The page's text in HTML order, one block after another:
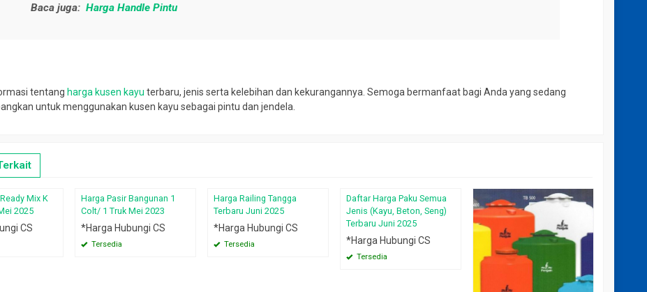
Baca juga: Harga Handle Pintu
tentang harga kusen kayu terbaru, jenis serta kelebihan dan kekurangannya.Semoga bermanfaat bagi Anda yang sedang
untuk menggunakan kusen kayu sebagai pintu dan jendela.
Mix K
2025
CS
Harga Pasir Bangunan 1
Colt/ 1 Truk Mei 2023
*Harga Hubungi CS
Tersedia
Harga Railing Tangga
Terbaru Juni 2025
*Harga Hubungi CS
Tersedia
Daftar Harga Paku Semua
Jenis (Kayu, Beton, Seng)
Terbaru Juni 2025
*Harga Hubungi CS
Tersedia